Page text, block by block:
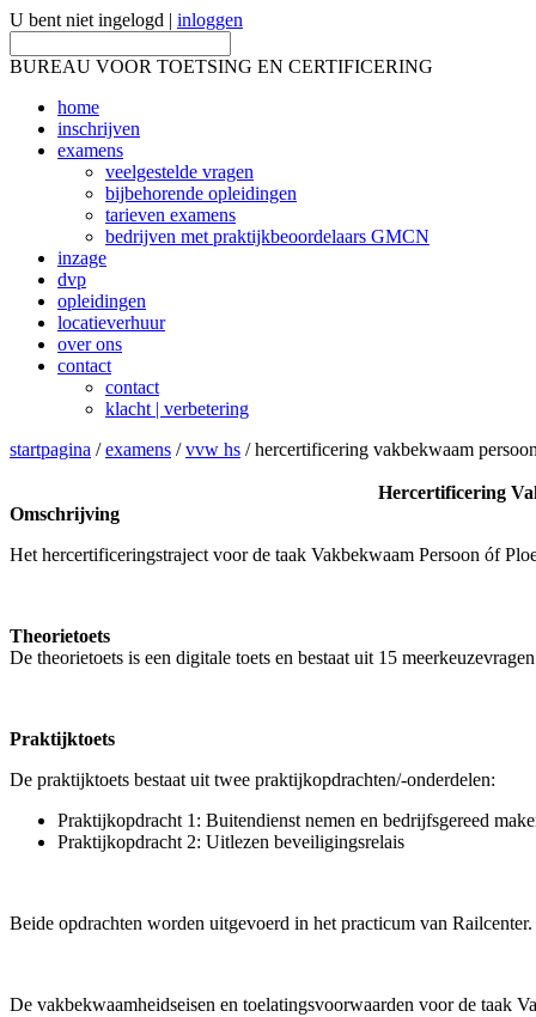
U bent niet ingelogd | inloggen
BUREAU VOOR TOETSING EN CERTIFICERING
home
inschrijven
examens
veelgestelde vragen
bijbehorende opleidingen
tarieven examens
bedrijven met praktijkbeoordelaars GMCN
inzage
dvp
opleidingen
locatieverhuur
over ons
contact
contact
klacht | verbetering
startpagina /examens /vvw hs / hercertificering vakbekwaam
Hercertificering
Omschrijving
Het hercertificeringstraject voor de taak Vakbekwaam Persoon óf
Theorietoets
De theorietoets is een digitale toets en bestaat uit 15
Praktijktoets
De praktijktoets bestaat uit twee praktijkopdrachten/-onderdelen:
Praktijkopdracht 1: Buitendienst nemen en bedrijfsgereed
Praktijkopdracht 2: Uitlezen beveiligingsrelais
Beide opdrachten worden uitgevoerd in het practicum van Railcenter.
De vakbekwaamheidseisen en toelatingsvoorwaarden voor de taak